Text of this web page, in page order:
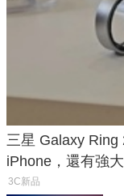
三星 Galaxy Ring
iPhone，還有強
3C新品